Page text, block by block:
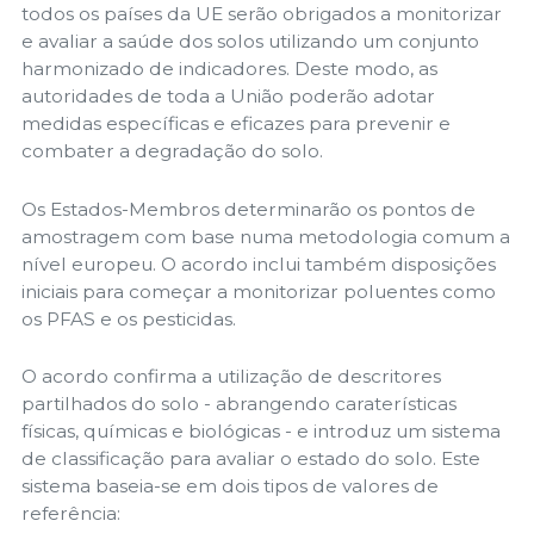
todos os países da UE serão obrigados a monitorizar
e avaliar a saúde dos solos utilizando um conjunto
harmonizado de indicadores. Deste modo, as
autoridades de toda a União poderão adotar
medidas específicas e eficazes para prevenir e
combater a degradação do solo.
Os Estados-Membros determinarão os pontos de
amostragem com base numa metodologia comum a
nível europeu. O acordo inclui também disposições
iniciais para começar a monitorizar poluentes como
os PFAS e os pesticidas.
O acordo confirma a utilização de descritores
partilhados do solo - abrangendo caraterísticas
físicas, químicas e biológicas - e introduz um sistema
de classificação para avaliar o estado do solo. Este
sistema baseia-se em dois tipos de valores de
referência: